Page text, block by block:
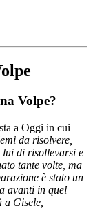
Volpe?
a Oggi in cui
da risolvere,
lui di risollevarsi e
tante volte, ma
è stato un
avanti in quel
Gisele,